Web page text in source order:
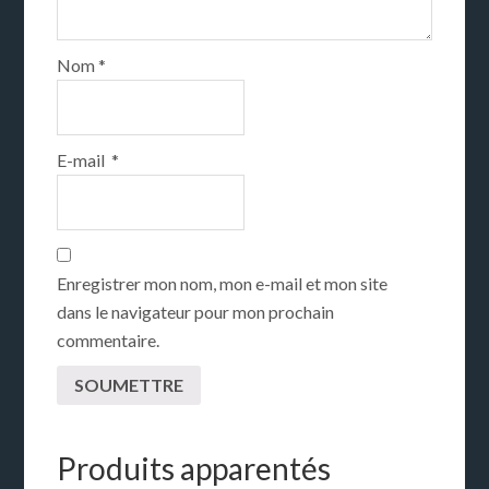
Nom*
E-mail*
Enregistrer mon nom, mon e-mail et mon site
dans le navigateur pour mon prochain
commentaire.
Produits apparentés